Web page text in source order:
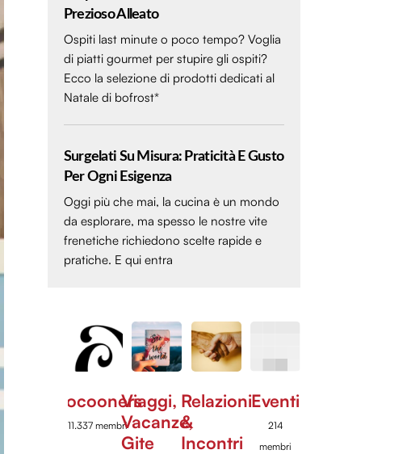
Prezioso Alleato
Ospiti last minute o poco tempo? Voglia
di piatti gourmet per stupire gli ospiti?
Ecco la selezione di prodotti dedicati al
Natale di bofrost*
Surgelati Su Misura: Praticità E Gusto
Per Ogni Esigenza
Oggi più che mai, la cucina è un mondo
da esplorare, ma spesso le nostre vite
frenetiche richiedono scelte rapide e
pratiche. E qui entra
Cocooners
11.337 membri
Viaggi,
Vacanze,
Gite
Relazioni
&
Incontri
Eventi
214
membri